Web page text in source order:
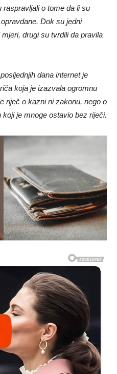
raspravljali o tome da li su
Dok su jedni
drugi su tvrdili da pravila
dana internet je
koja je izazvala ogromnu
riječ o kazni ni zakonu, nego o
je mnoge ostavio bez riječi.